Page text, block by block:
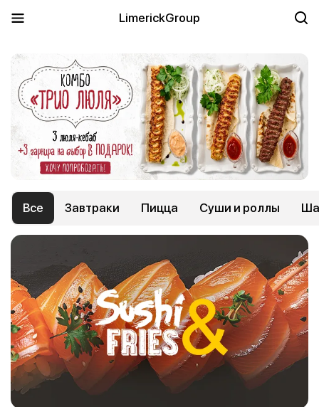
LimerickGroup
Все Завтраки Пицца Суши и роллы